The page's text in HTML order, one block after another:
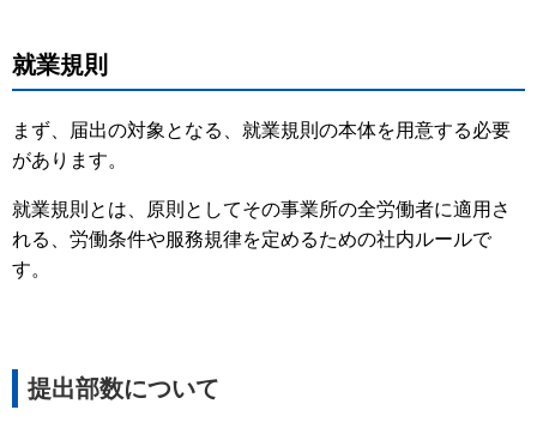
就業規則
まず、届出の対象となる、就業規則の本体を用意する必要
があります。
就業規則とは、原則としてその事業所の全労働者に適用さ
れる、労働条件や服務規律を定めるための社内ルールで
す。
提出部数について